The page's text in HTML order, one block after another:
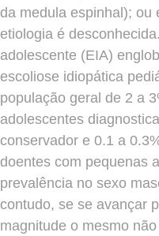
da medula espinhal); ou
etiologia é
adolescente (EIA)
escoliose idiopática
população geral de 2 a
adolescentes
conservador e 0.1 a
doentes com pequenas
prevalência no sexo
contudo, se se avançar
magnitude o mesmo